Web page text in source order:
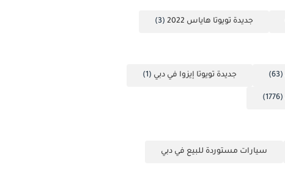
جديدة تويوتا هاياس 2022 (3)
(63) جديدة تويوتا إيزوا في دبي (1)
(1776)
سيارات مستوردة للبيع في دبي